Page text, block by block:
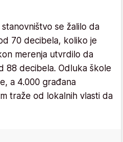
se žalilo da
70 decibela, koliko je
merenja utvrdilo da
88 decibela. Odluka škole
a 4.000 građana
traže od lokalnih vlasti da